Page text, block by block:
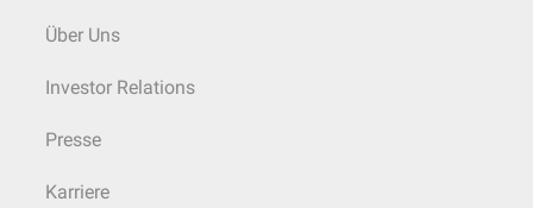
Über Uns
Investor Relations
Presse
Karriere